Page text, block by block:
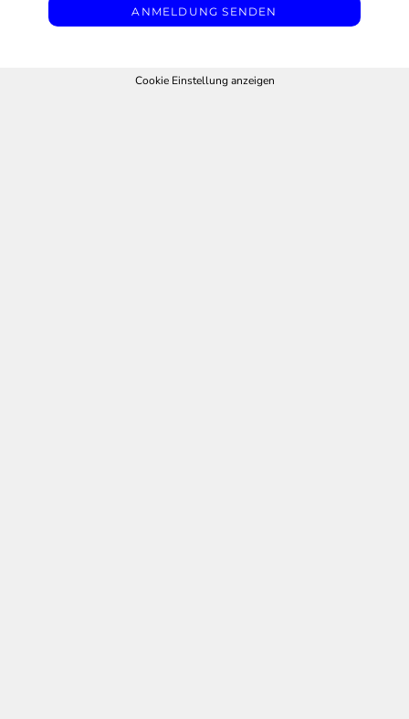
ANMELDUNG SENDEN
Cookie Einstellung anzeigen